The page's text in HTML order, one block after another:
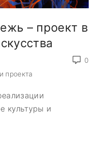
– проект в
0
проекта
культуры и